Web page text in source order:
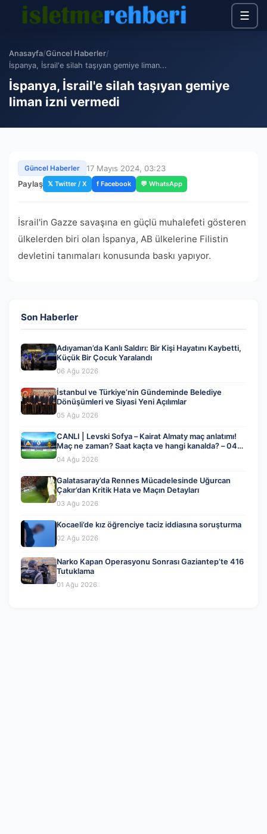
☰
Anasayfa/Güncel Haberler/
İspanya, İsrail'e silah taşıyan gemiye liman...
İspanya, İsrail'e silah taşıyan gemiye
liman izni vermedi
Güncel Haberler
17 Mayıs 2024, 03:23
Paylaş 𝕏 Twitter / X f Facebook 💬 WhatsApp
İsrail'in Gazze savaşına en güçlü muhalefeti gösteren
ülkelerden biri olan İspanya, AB ülkelerine Filistin
devletini tanımaları konusunda baskı yapıyor.
Son Haberler
Adıyaman’da Kanlı Saldırı: Bir Kişi Hayatını Kaybetti,
Küçük Bir Çocuk Yaralandı
06 Ağu 2026
İstanbul ve Türkiye’nin Gündeminde Belediye
Dönüşümleri ve Siyasi Yeni Açılımlar
05 Ağu 2026
CANLI | Levski Sofya – Kairat Almaty maç anlatımı!
Maç ne zaman? Saat kaçta ve hangi kanalda? – 04
Ağustos 2026
04 Ağu 2026
Galatasaray’da Rennes Mücadelesinde Uğurcan
Çakır’dan Kritik Hata ve Maçın Detayları
03 Ağu 2026
Kocaeli’de kız öğrenciye taciz iddiasına soruşturma
02 Ağu 2026
Narko Kapan Operasyonu Sonrası Gaziantep’te 416
Tutuklama
01 Ağu 2026